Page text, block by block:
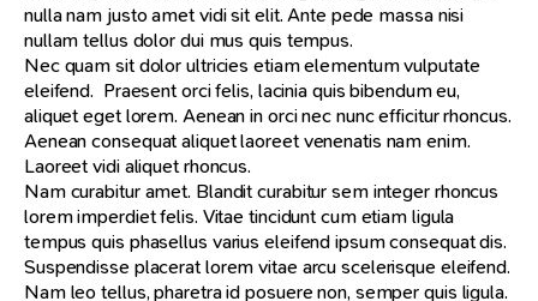
nulla nam justo amet vidi sit elit. Ante pede massa nisi
nullam tellus dolor dui mus quis tempus.
Nec quam sit dolor ultricies etiam elementum vulputate
eleifend. Praesent orci felis, lacinia quis bibendum eu,
aliquet eget lorem. Aenean in orci nec nunc efficitur rhoncus.
Aenean consequat aliquet laoreet venenatis nam enim.
Laoreet vidi aliquet rhoncus.
Nam curabitur amet. Blandit curabitur sem integer rhoncus
lorem imperdiet felis. Vitae tincidunt cum etiam ligula
tempus quis phasellus varius eleifend ipsum consequat dis.
Suspendisse placerat lorem vitae arcu scelerisque eleifend.
Nam leo tellus, pharetra id posuere non, semper quis ligula.